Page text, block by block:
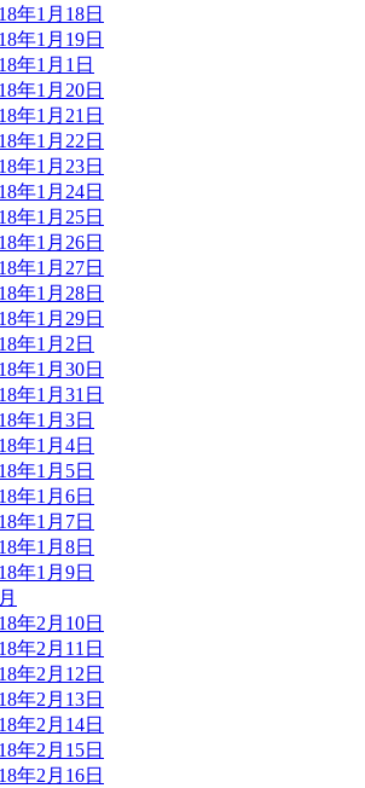
年1月18日
年1月19日
年1月1日
年1月20日
年1月21日
年1月22日
年1月23日
年1月24日
年1月25日
年1月26日
年1月27日
年1月28日
年1月29日
年1月2日
年1月30日
年1月31日
年1月3日
年1月4日
年1月5日
年1月6日
年1月7日
年1月8日
年1月9日
年2月10日
年2月11日
年2月12日
年2月13日
年2月14日
年2月15日
年2月16日